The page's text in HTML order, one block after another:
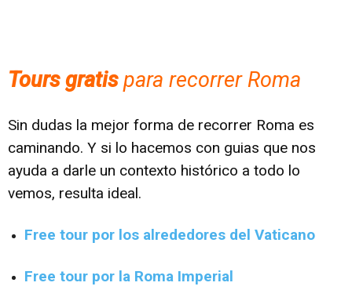
Tours gratispara recorrer Roma
Sin dudas la mejor forma de recorrer Roma es
caminando. Y si lo hacemos con guias que nos
ayuda a darle un contexto histórico a todo lo
vemos, resulta ideal.
Free tour por los alrededores del Vaticano
Free tour por la Roma Imperial